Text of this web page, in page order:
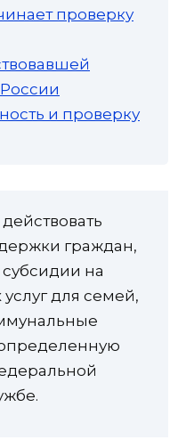
проверку
и проверку
граждан,
на
для семей,